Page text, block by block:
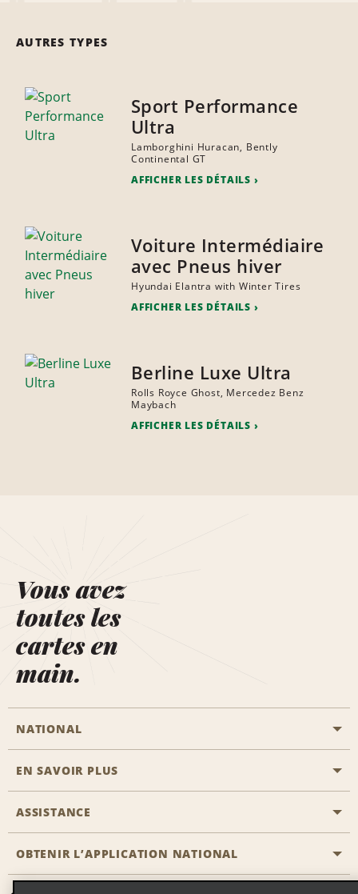
AUTRES TYPES
Sport Performance
Ultra
Lamborghini Huracan, Bently
Continental GT
AFFICHER LES DÉTAILS
Voiture Intermédiaire
avec Pneus hiver
Hyundai Elantra with Winter Tires
AFFICHER LES DÉTAILS
Berline Luxe Ultra
Rolls Royce Ghost, Mercedez Benz
Maybach
AFFICHER LES DÉTAILS
Vous avez
toutes les
cartes en
main.
NATIONAL
Passer une réservation
Solutions pour les professionnels
EN SAVOIR PLUS
Carrière
ASSISTANCE
Accessibilité
OBTENIR L’APPLICATION NATIONAL